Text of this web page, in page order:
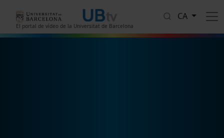
El portal de vídeo de la Universitat de Barcelona
CA